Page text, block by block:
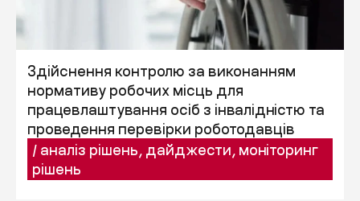
Здійснення контролю за виконанням
нормативу робочих місць для
працевлаштування осіб з інвалідністю та
проведення перевірки роботодавців
/ аналіз рішень, дайджести, моніторинг
рішень